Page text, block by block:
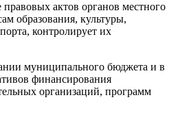
правовых актов органов местного
образования, культуры,
контролирует их
муниципального бюджета и в
финансирования
организаций, программ